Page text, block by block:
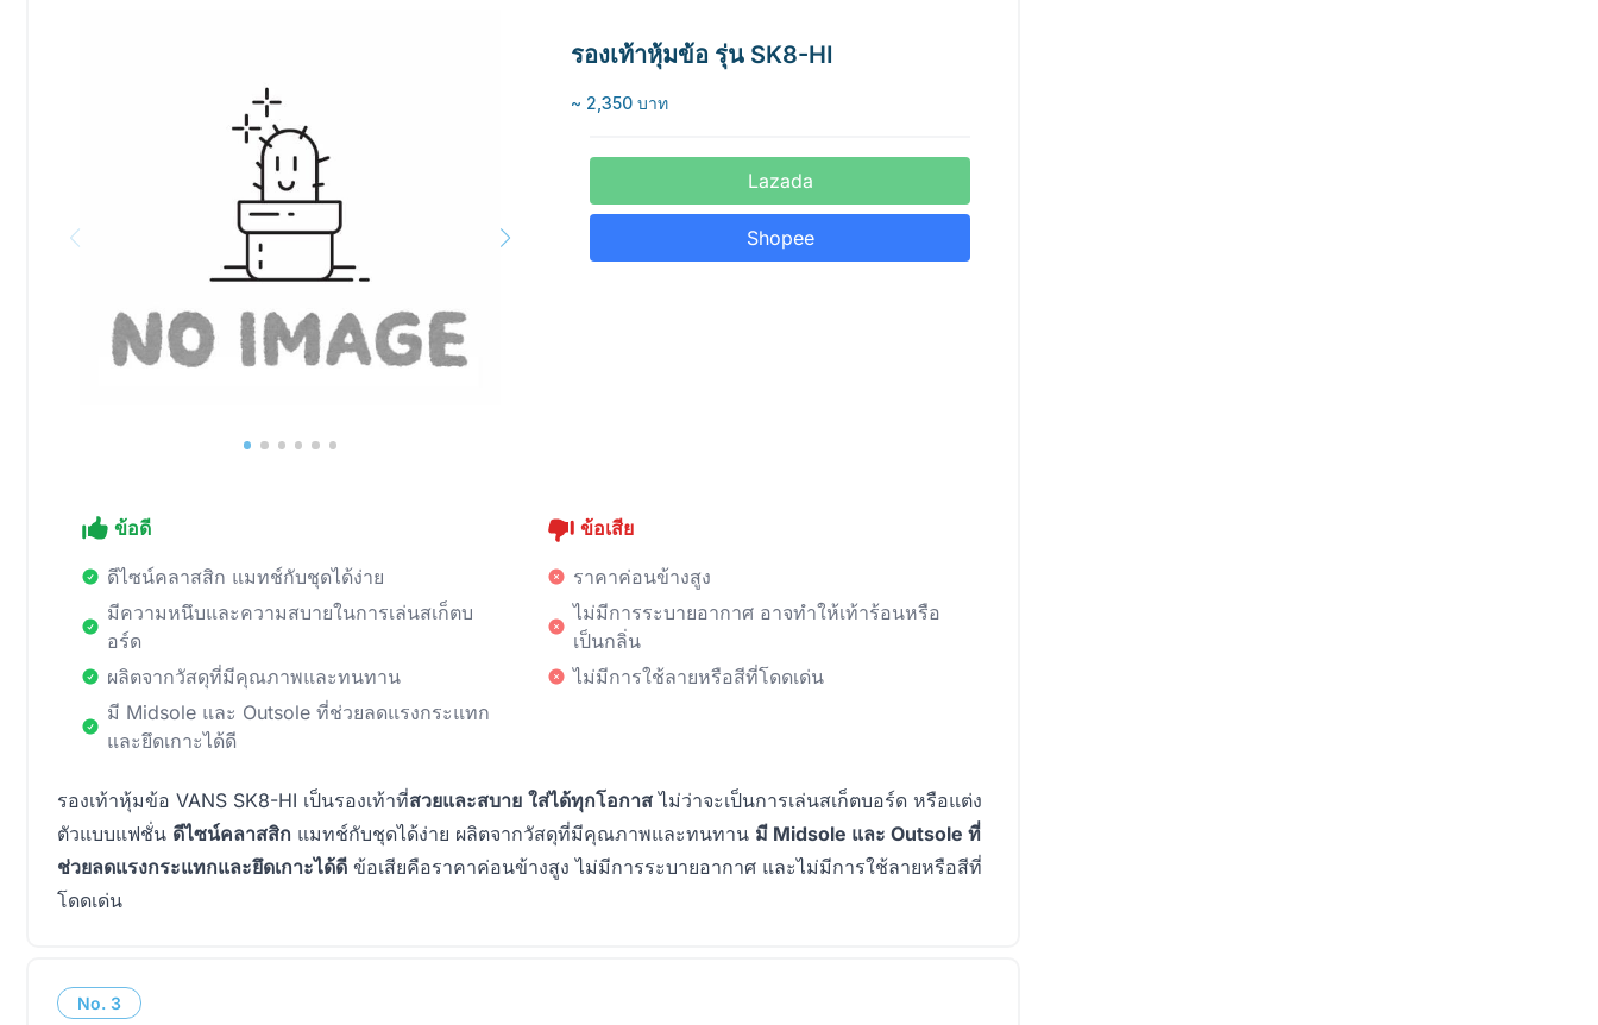
รองเท้าหุ้มข้อ รุ่น SK8-HI
~ 2,350 บาท
Lazada
Shopee
ข้อดี
ดีไซน์คลาสสิก แมทช์กับชุดได้ง่าย
มีความหนึบและความสบายในการเล่นสเก็ตบ
อร์ด
ผลิตจากวัสดุที่มีคุณภาพและทนทาน
มี Midsole และ Outsole ที่ช่วยลดแรงกระแทก
และยึดเกาะได้ดี
ข้อเสีย
ราคาค่อนข้างสูง
ไม่มีการระบายอากาศ อาจทำให้เท้าร้อนหรือ
เป็นกลิ่น
ไม่มีการใช้ลายหรือสีที่โดดเด่น
รองเท้าหุ้มข้อ VANS SK8-HI เป็นรองเท้าที่สวยและสบาย ใส่ได้ทุกโอกาส ไม่ว่าจะเป็นการเล่นสเก็ตบอร์ด หรือแต่ง
ตัวแบบแฟชั่น ดีไซน์คลาสสิก แมทช์กับชุดได้ง่าย ผลิตจากวัสดุที่มีคุณภาพและทนทาน มี Midsole และ Outsole ที่
ช่วยลดแรงกระแทกและยึดเกาะได้ดี ข้อเสียคือราคาค่อนข้างสูง ไม่มีการระบายอากาศ และไม่มีการใช้ลายหรือสีที่
โดดเด่น
No. 3